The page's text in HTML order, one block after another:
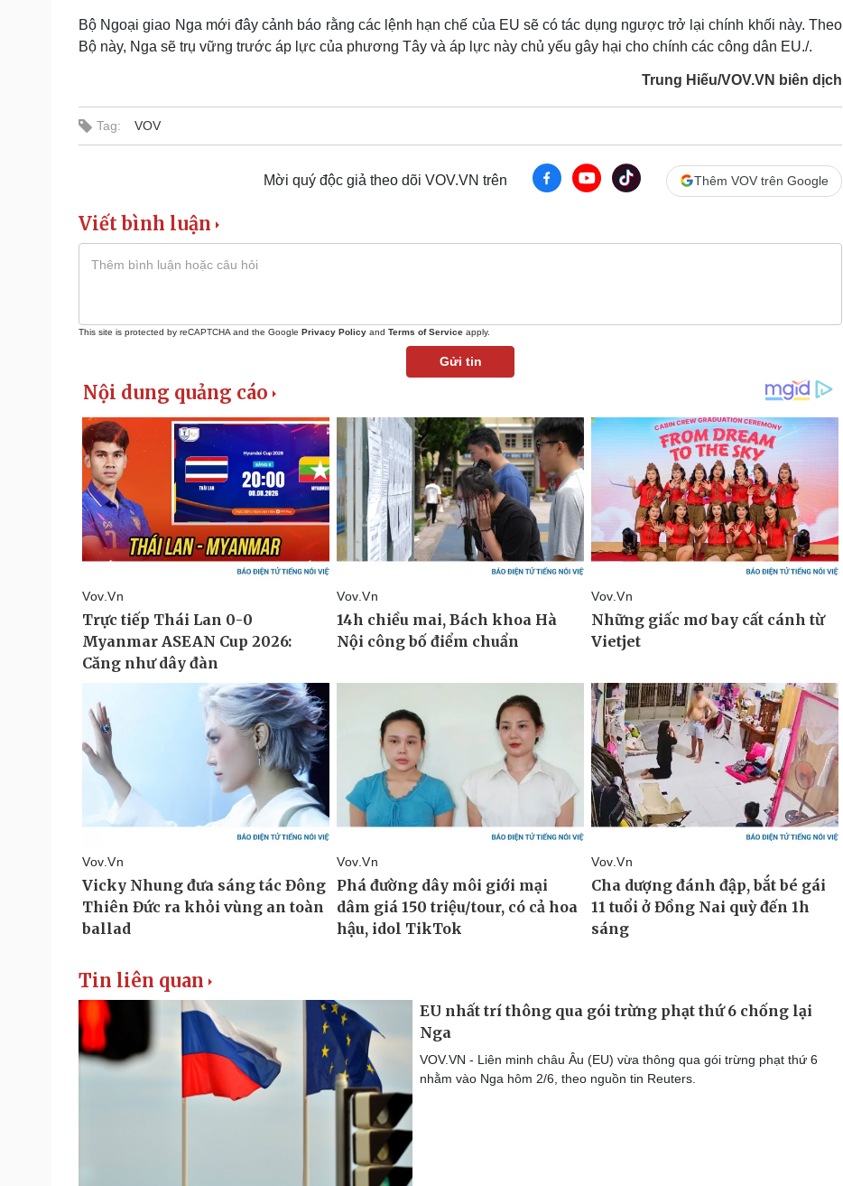
Bộ Ngoại giao Nga mới đây cảnh báo rằng các lệnh hạn chế của EU sẽ có tác dụng ngược trở lại chính khối này. Theo
Bộ này, Nga sẽ trụ vững trước áp lực của phương Tây và áp lực này chủ yếu gây hại cho chính các công dân EU./.
Trung Hiếu/VOV.VN biên dịch
Tag: VOV
Mời quý độc giả theo dõi VOV.VN trên Thêm VOV trên Google
Viết bình luận
This site is protected by reCAPTCHA and the Google Privacy Policy and Terms of Service apply.
Gửi tin
Tin liên quan
EU nhất trí thông qua gói trừng phạt thứ 6 chống lại
Nga
VOV.VN - Liên minh châu Âu (EU) vừa thông qua gói trừng phạt thứ 6
nhằm vào Nga hôm 2/6, theo nguồn tin Reuters.